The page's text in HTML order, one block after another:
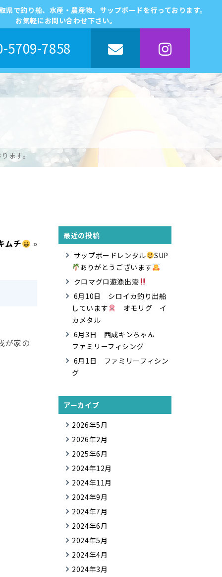
県で釣り船、水産・農産物、サップボードを行っております。
お気軽にお問い合わせ下さい。
5709-7858
ます。
ムチ »
が家の
最近の投稿
サップボードレンタル
SUP
ありがとうございます
クロマグロ遊漁出港
6月10日 シロイカ釣り出船
しています
オモリグ イ
カメタル
6月3日 西成キンちゃん
ファミリーフィシング
6月1日 ファミリーフィシン
グ
アーカイブ
2026年5月
2026年2月
2025年6月
2024年12月
2024年11月
2024年9月
2024年7月
2024年6月
2024年5月
2024年4月
2024年3月